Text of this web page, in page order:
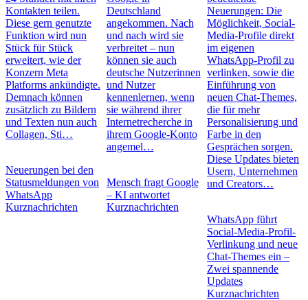
Kontakten teilen.
Diese gern genutzte
Funktion wird nun
Stück für Stück
erweitert, wie der
Konzern Meta
Platforms ankündigte.
Demnach können
zusätzlich zu Bildern
und Texten nun auch
Collagen, Sti…
Neuerungen bei den
Statusmeldungen von
WhatsApp
Kurznachrichten
Deutschland
angekommen. Nach
und nach wird sie
verbreitet – nun
können sie auch
deutsche Nutzerinnen
und Nutzer
kennenlernen, wenn
sie während ihrer
Internetrecherche in
ihrem Google-Konto
angemel…
Mensch fragt Google
– KI antwortet
Kurznachrichten
Neuerungen: Die
Möglichkeit, Social-
Media-Profile direkt
im eigenen
WhatsApp-Profil zu
verlinken, sowie die
Einführung von
neuen Chat-Themes,
die für mehr
Personalisierung und
Farbe in den
Gesprächen sorgen.
Diese Updates bieten
Usern, Unternehmen
und Creators…
WhatsApp führt
Social-Media-Profil-
Verlinkung und neue
Chat-Themes ein –
Zwei spannende
Updates
Kurznachrichten